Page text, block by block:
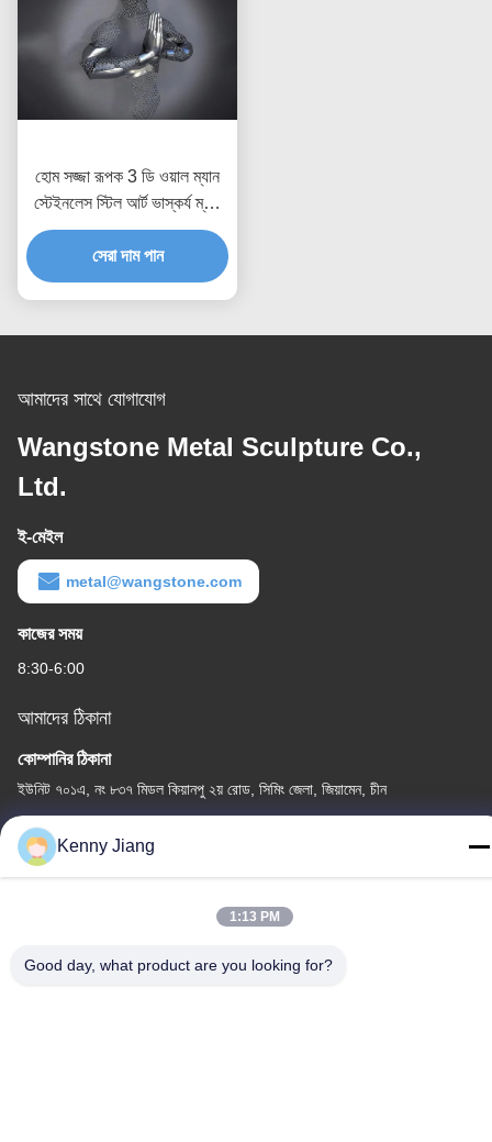
হোম সজ্জা রূপক 3 ডি ওয়াল ম্যান
স্টেইনলেস স্টিল আর্ট ভাস্কর্য ম্যাট
সমাপ্ত
সেরা দাম পান
আমাদের সাথে যোগাযোগ
Wangstone Metal Sculpture Co.,
Ltd.
ই-মেইল
metal@wangstone.com
কাজের সময়
8:30-6:00
আমাদের ঠিকানা
কোম্পানির ঠিকানা
ইউনিট ৭০১এ, নং ৮৩৭ মিডল কিয়ানপু ২য় রোড, সিমিং জেলা, জিয়ামেন, চীন
কারখানার ঠিকানা
নং ৭২, ইয়ংজুন রোড, উফেন গ্রাম, চংউউ টাউন, কোয়ানঝু, ফুজিয়ান, চীন
Kenny Jiang
1:13 PM
Good day, what product are you looking for?